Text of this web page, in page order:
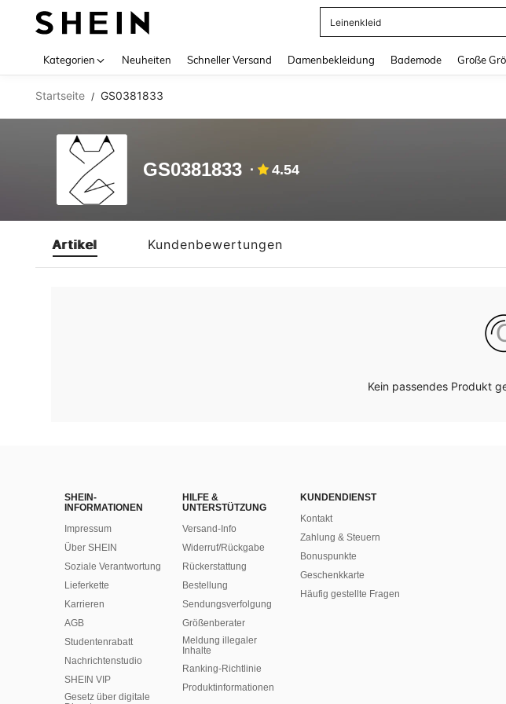
Leinenkleid
Kategorien Neuheiten Schneller Versand Damenbekleidung Bademode Große
Startseite / GS0381833
GS0381833 4.54
Artikel Kundenbewertungen
Kein passendes Produkt
SHEIN-
INFORMATIONEN
Impressum
Über SHEIN
Soziale Verantwortung
Lieferkette
Karrieren
AGB
Studentenrabatt
Nachrichtenstudio
SHEIN VIP
Gesetz über digitale
HILFE &
UNTERSTÜTZUNG
Versand-Info
Widerruf/Rückgabe
Rückerstattung
Bestellung
Sendungsverfolgung
Größenberater
Meldung illegaler
Inhalte
Ranking-Richtlinie
​Produktinformationen
KUNDENDIENST
Kontakt
Zahlung & Steuern
Bonuspunkte
Geschenkkarte
Häufig gestellte Fragen